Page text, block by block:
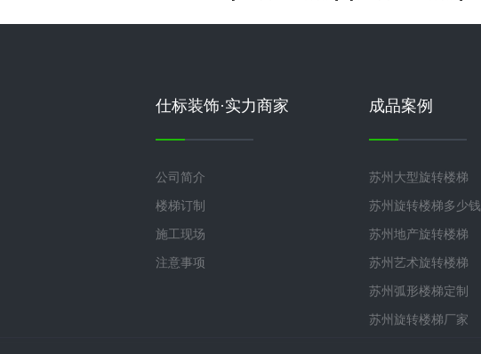
仕标装饰·实力商家
公司简介
楼梯订制
施工现场
注意事项
成品案例
苏州大型旋转楼梯
苏州旋转楼梯多少钱
苏州地产旋转楼梯
苏州艺术旋转楼梯
苏州弧形楼梯定制
苏州旋转楼梯厂家